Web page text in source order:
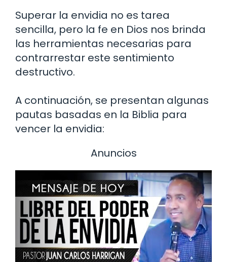
Superar la envidia no es tarea
sencilla, pero la fe en Dios nos brinda
las herramientas necesarias para
contrarrestar este sentimiento
destructivo.
A continuación, se presentan algunas
pautas basadas en la Biblia para
vencer la envidia:
Anuncios